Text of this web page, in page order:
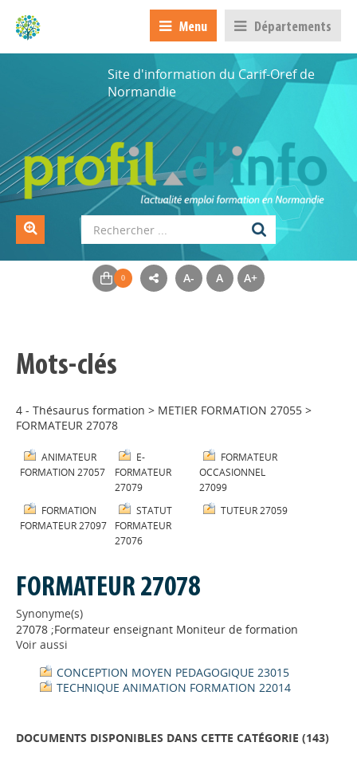
Menu Départements
Site d'information du Carif-Oref de
Normandie
A- A A+
Mots-clés
4 - Thésaurus formation > METIER FORMATION 27055 >
FORMATEUR 27078
ANIMATEUR
FORMATION 27057
E-
FORMATEUR
27079
FORMATEUR
OCCASIONNEL
27099
FORMATION
FORMATEUR 27097
STATUT
FORMATEUR
27076
TUTEUR 27059
FORMATEUR 27078
Synonyme(s)
27078 ;Formateur enseignant Moniteur de formation
Voir aussi
CONCEPTION MOYEN PEDAGOGIQUE 23015
TECHNIQUE ANIMATION FORMATION 22014
DOCUMENTS DISPONIBLES DANS CETTE CATÉGORIE (143)